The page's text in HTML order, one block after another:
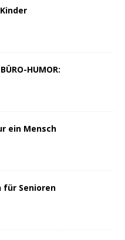
HUMOR:
ein Mensch
für Senioren